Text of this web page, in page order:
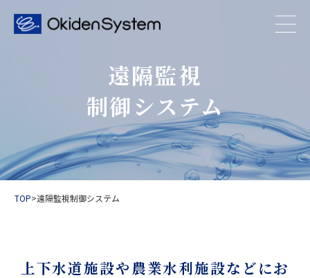
遠隔監視
制御システム
TOP>遠隔監視制御システム
上下水道施設や農業水利施設などにお